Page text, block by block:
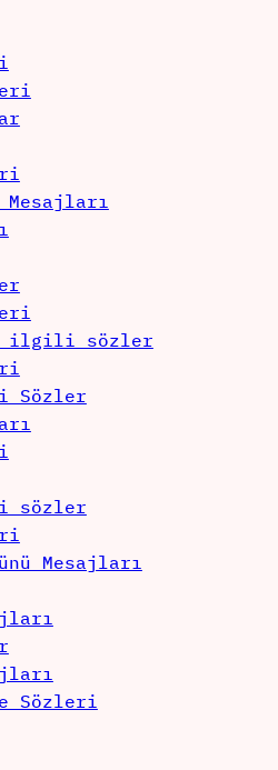
ilgili sözler
Sözler
sözler
Mesajları
Sözleri